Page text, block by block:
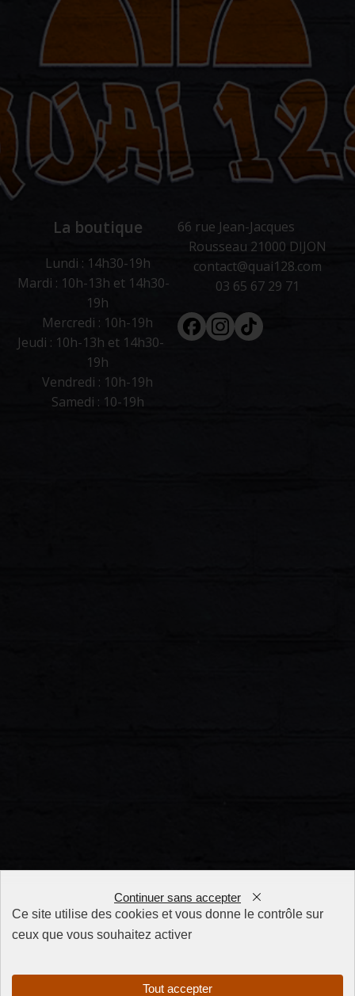
La boutique
Lundi : 14h30-19h
Mardi : 10h-13h et 14h30-
19h
Mercredi : 10h-19h
Jeudi : 10h-13h et 14h30-
19h
Vendredi : 10h-19h
Samedi : 10-19h
66 rue Jean-Jacques
Rousseau 21000 DIJON
contact@quai128.com
03 65 67 29 71
FacebookInstagram
Tiktok
Mentions
Ce site utilise des cookies et vous donne le contrôle sur
ceux que vous souhaitez activer
Tout accepter
Continuer sans accepter